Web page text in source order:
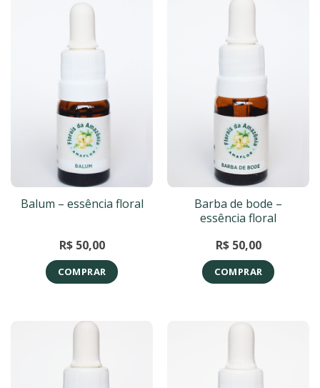
Balum – essência floral
R$50,00
COMPRAR
Barba de bode –
essência floral
R$50,00
COMPRAR